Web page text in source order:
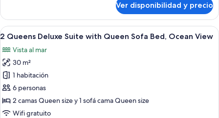
Queen
size,
para
fumadores
estándar,
cama
size,
para
fumadores
Ver disponibilidad y precio
Ver
todas
las
fotos
de
2
Queens
Deluxe
Habitación de hotel con dos camas,
12
2 Queens Deluxe Suite with Queen Sofa Bed, Ocean View
Vista al mar
30 m²
1 habitación
6 personas
2 camas Queen size y 1 sofá cama Queen size
Wifi gratuito